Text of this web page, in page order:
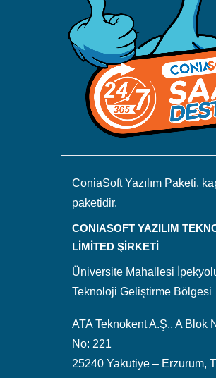
ConiaSoft Yazılım Paketi,
paketidir.
CONIASOFT YAZILIM
LİMİTED ŞİRKETİ
Üniversite Mahallesi
Teknoloji Geliştirme Bölgesi
ATA Teknokent A.Ş., A Blok
No: 221
25240 Yakutiye – Erzurum,